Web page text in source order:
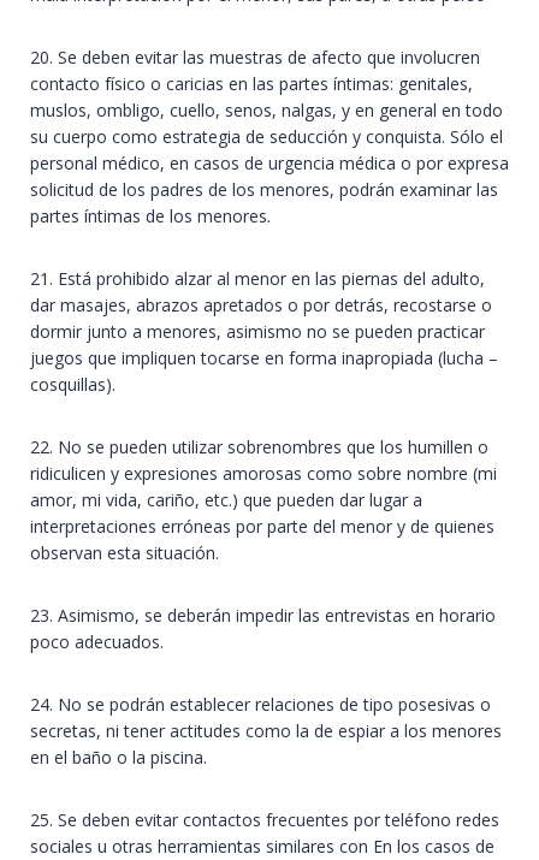
20. Se deben evitar las muestras de afecto que involucren
contacto físico o caricias en las partes íntimas: genitales,
muslos, ombligo, cuello, senos, nalgas, y en general en todo
su cuerpo como estrategia de seducción y conquista. Sólo el
personal médico, en casos de urgencia médica o por expresa
solicitud de los padres de los menores, podrán examinar las
partes íntimas de los menores.
21. Está prohibido alzar al menor en las piernas del adulto,
dar masajes, abrazos apretados o por detrás, recostarse o
dormir junto a menores, asimismo no se pueden practicar
juegos que impliquen tocarse en forma inapropiada (lucha –
cosquillas).
22. No se pueden utilizar sobrenombres que los humillen o
ridiculicen y expresiones amorosas como sobre nombre (mi
amor, mi vida, cariño, etc.) que pueden dar lugar a
interpretaciones erróneas por parte del menor y de quienes
observan esta situación.
23. Asimismo, se deberán impedir las entrevistas en horario
poco adecuados.
24. No se podrán establecer relaciones de tipo posesivas o
secretas, ni tener actitudes como la de espiar a los menores
en el baño o la piscina.
25. Se deben evitar contactos frecuentes por teléfono redes
sociales u otras herramientas similares con En los casos de